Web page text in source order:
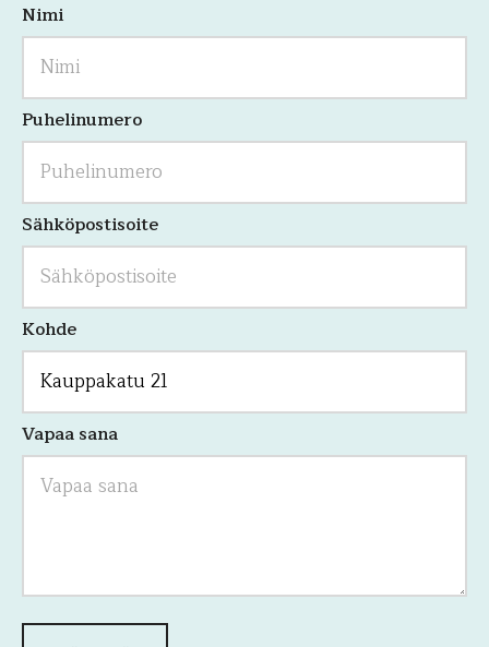
Kenttä
on
validointitarkoituksiin
tulee
jättää
koskemattomaksi.
Nimi
Puhelinumero
Sähköpostisoite
Kohde
Vapaa sana